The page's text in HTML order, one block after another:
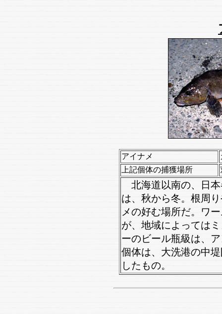
アイナメ
上記個体の捕獲場所
北海道以南の、日本
は、秋から冬。根周
メの好む場所だ。ワ
が、地域によっては
ーのビール瓶級は、
個体は、大洗港の中
したもの。